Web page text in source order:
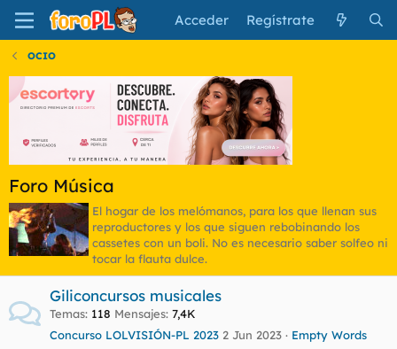
Acceder Regístrate
OCIO
Foro Música
El hogar de los melómanos, para los que llenan sus
reproductores y los que siguen rebobinando los
cassetes con un boli. No es necesario saber solfeo ni
tocar la flauta dulce.
Giliconcursos musicales
Temas 118 Mensajes 7,4K
Concurso LOLVISIÓN-PL 2023 2 Jun 2023 Empty Words